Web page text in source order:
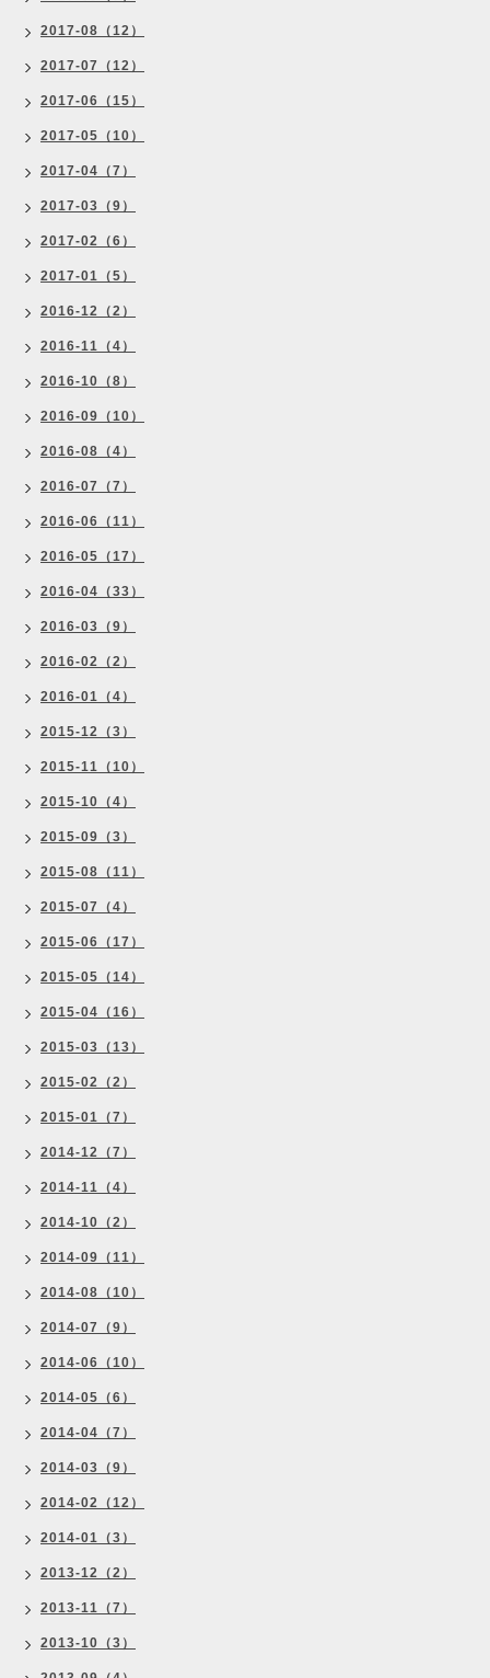
2017-08（12）
2017-07（12）
2017-06（15）
2017-05（10）
2017-04（7）
2017-03（9）
2017-02（6）
2017-01（5）
2016-12（2）
2016-11（4）
2016-10（8）
2016-09（10）
2016-08（4）
2016-07（7）
2016-06（11）
2016-05（17）
2016-04（33）
2016-03（9）
2016-02（2）
2016-01（4）
2015-12（3）
2015-11（10）
2015-10（4）
2015-09（3）
2015-08（11）
2015-07（4）
2015-06（17）
2015-05（14）
2015-04（16）
2015-03（13）
2015-02（2）
2015-01（7）
2014-12（7）
2014-11（4）
2014-10（2）
2014-09（11）
2014-08（10）
2014-07（9）
2014-06（10）
2014-05（6）
2014-04（7）
2014-03（9）
2014-02（12）
2014-01（3）
2013-12（2）
2013-11（7）
2013-10（3）